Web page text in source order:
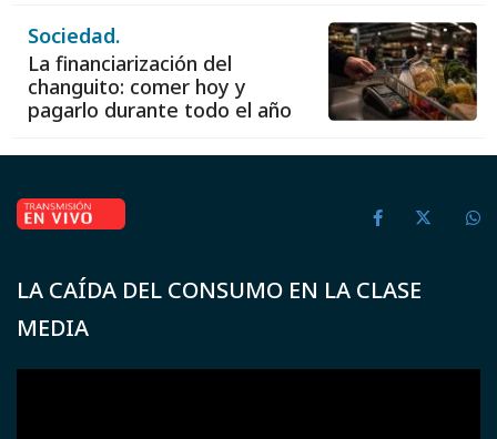
Sociedad.
La financiarización del
changuito: comer hoy y
pagarlo durante todo el año
LA CAÍDA DEL CONSUMO EN LA CLASE
MEDIA